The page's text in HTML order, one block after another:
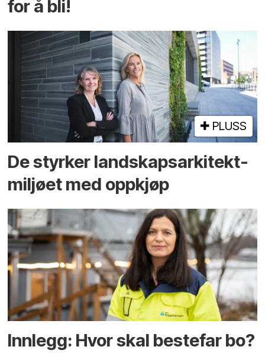
for å bli!
PLUSS
De styrker landskaps­arkitekt­
miljøet med oppkjøp
Innlegg: Hvor skal bestefar bo?